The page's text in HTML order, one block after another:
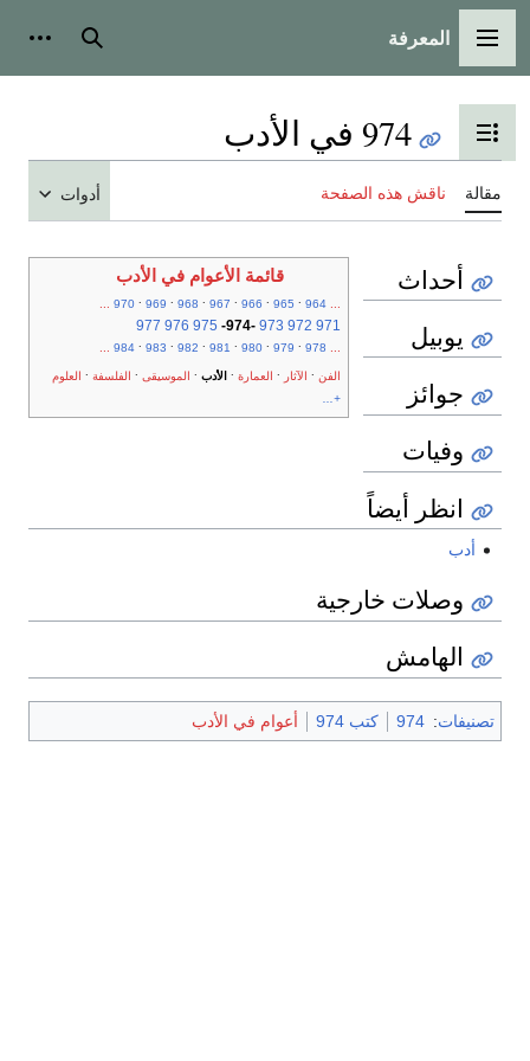
القائمة الرئيسية
المعرفة بحث
تبديل عرض جدول المحتويات
974 في الأدب
مقالة ناقش هذه الصفحة أدوات
قائمة الأعوام في الأدب
...
964
965
966
967
968
969
970
...
971
972
973
-
974
-
975
976
977
...
978
979
980
981
982
983
984
...
الفن الآثار العمارة الأدب الموسيقى الفلسفة
العلوم
+...
أحداث
يوبيل
جوائز
وفيات
انظر أيضاً
أدب
وصلات خارجية
الهامش
تصنيفات:
974 كتب 974 أعوام في الأدب